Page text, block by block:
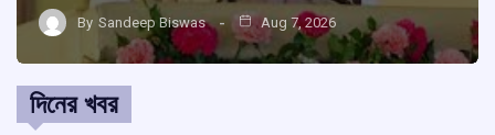
By Sandeep Biswas Aug 7, 2026
দিনের খবর